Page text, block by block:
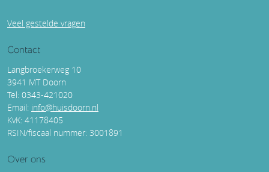
Veel gestelde vragen
Contact
Langbroekerweg 10
3941 MT Doorn
Tel: 0343-421020
Email: info@huisdoorn.nl
KvK: 41178405
RSIN/fiscaal nummer: 3001891
Over ons